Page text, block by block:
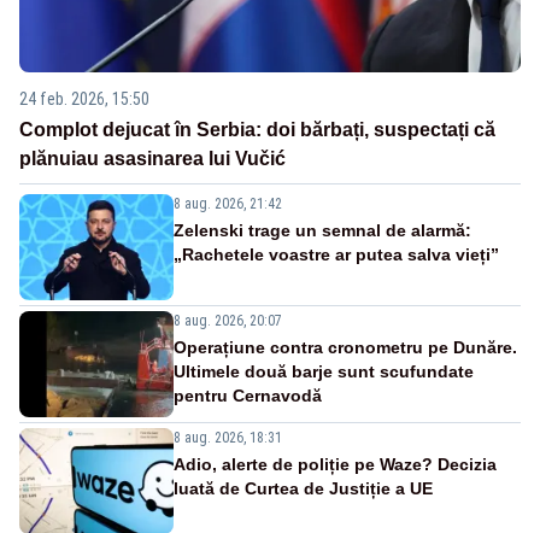
24 feb. 2026, 15:50
Complot dejucat în Serbia: doi bărbați, suspectați că
plănuiau asasinarea lui Vučić
8 aug. 2026, 21:42
Zelenski trage un semnal de alarmă:
„Rachetele voastre ar putea salva vieți”
8 aug. 2026, 20:07
Operațiune contra cronometru pe Dunăre.
Ultimele două barje sunt scufundate
pentru Cernavodă
8 aug. 2026, 18:31
Adio, alerte de poliție pe Waze? Decizia
luată de Curtea de Justiție a UE